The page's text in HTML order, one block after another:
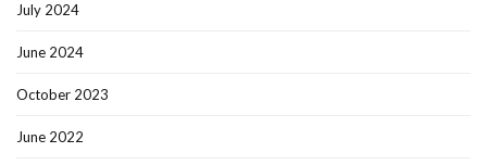
July 2024
June 2024
October 2023
June 2022